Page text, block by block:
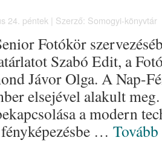
24. péntek | Szerző: Somogyi-könyvtár
Fotókör
Szabó Edit, a
Jávor Olga. A Nap-
elsejével alakult
a modern
… Tovább